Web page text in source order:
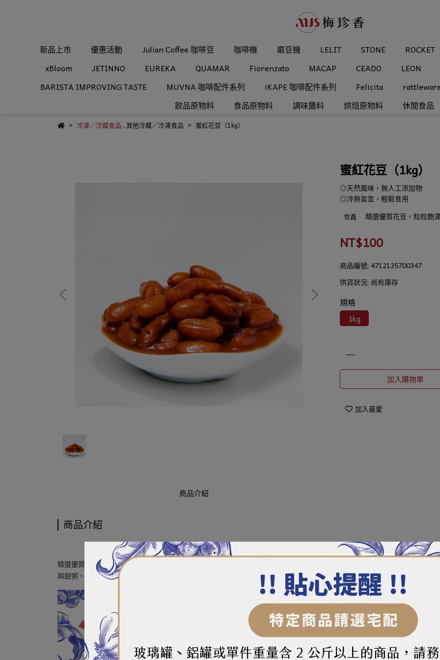
新品上市 優惠活動 Julian Coffee 咖啡豆 咖啡機 磨豆機 LELIT STONE
ROCKET
xBloom
JETINNO EUREKA QUAMAR Fiorenzato MACAP CEADO
LEON
BARISTA IMPROVING TASTE
MUVNA 咖啡配件系列 iKAPE 咖啡配件系列 Felicita
飲品原物料
食品原物料 調味醬料 烘焙原物料 休閒食品
冷凍／冷藏食品 ,其他冷藏／冷凍食品 蜜紅花豆（1kg）
蜜紅花豆（1kg）
◎天然風味，無人工添加物
◎冷熱皆宜，輕鬆食用
世鑫 精選優質花豆，粒粒飽
NT$100
商品編號: 4712135700347
供貨狀況: 尚有庫存
規格
1kg
加入購物車
加入最愛
商品介紹
商品介紹
精選優質花豆，粒粒飽滿，添加於豆花、愛玉凍、米苔目、仙草或刨冰中，美味消暑。
與甜粥、湯圓或芋圓一起熬煮即成香滑可口的點心，冷熱皆宜，方便衛生。